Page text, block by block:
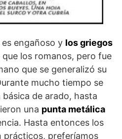
engañoso y los griegos
que los romanos, pero fue
que se generalizó su
mucho tiempo se
de arado, hasta
una punta metálica
Hasta entonces los
prácticos, preferíamos